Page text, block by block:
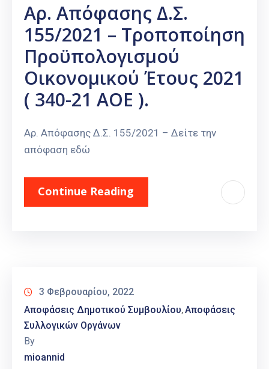
Αρ. Απόφασης Δ.Σ.
155/2021 – Τροποποίηση
Προϋπολογισμού
Οικονομικού Έτους 2021
( 340-21 ΑΟΕ ).
Αρ. Απόφασης Δ.Σ. 155/2021 – Δείτε την
απόφαση εδώ
Continue Reading
3 Φεβρουαρίου, 2022
Αποφάσεις Δημοτικού Συμβουλίου‚Αποφάσεις
Συλλογικών Οργάνων
By
mioannid